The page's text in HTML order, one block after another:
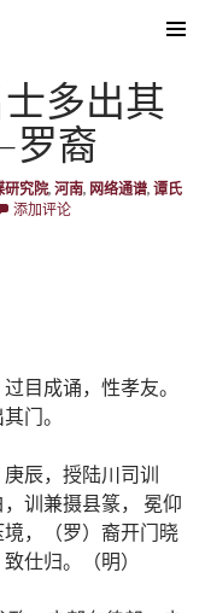
多出其
罗裔
研究院, 河南, 网络通谱, 谭氏
添加评论
目成诵，性孝友。
门。
辰，授陆川司训
训兼摄县篆， 冕仰
，（罗）裔开门晓
仕归。（明）